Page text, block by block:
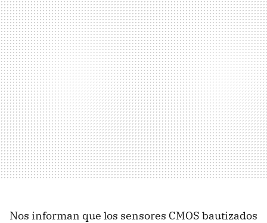
Nos informan que los sensores CMOS bautizados